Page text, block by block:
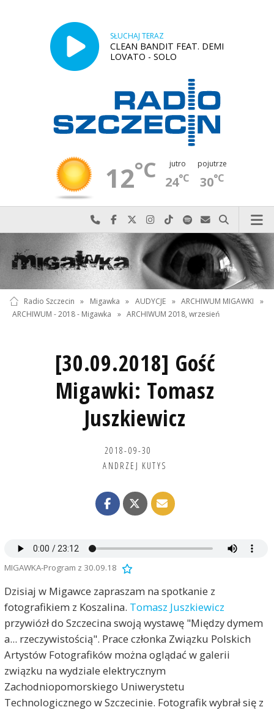
SŁUCHAJ TERAZ
CLEAN BANDIT FEAT. DEMI
LOVATO - SOLO
12°C jutro
24°C
pojutrze
30°C
Najlepiej po prostu do nas zadzwoń
Odwiedź nas na Facebook-u
Odwiedź nas na X
Odwiedź nas na Instagram-ie
Odwiedź nas na TikTok-u
Szukaj nas na Spotify
Wyślij do nas
Szukaj
Radio Szczecin » Migawka » AUDYCJE » ARCHIWUM MIGAWKI
»
ARCHIWUM - 2018 - Migawka
» ARCHIWUM 2018, wrzesień
[30.09.2018] Gość
Migawki: Tomasz
Juszkiewicz
2018-09-30
ANDRZEJ KUTYS
MIGAWKA-Program z 30.09.18
Dzisiaj w Migawce zapraszam na spotkanie z
fotografikiem z Koszalina. Tomasz Juszkiewicz
przywiózł do Szczecina swoją wystawę "Między dymem
a... rzeczywistością". Prace członka Związku Polskich
Artystów Fotografików można oglądać w galerii
związku na wydziale elektrycznym
Zachodniopomorskiego Uniwerystetu
Technologicznego w Szczecinie. Fotografik wybrał się z